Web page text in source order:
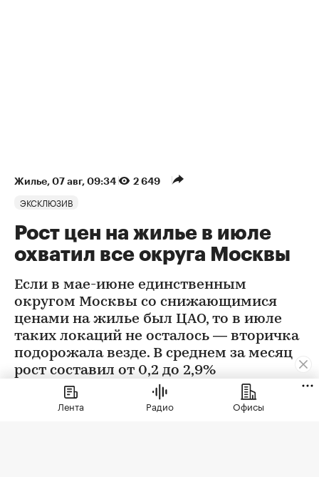
Жилье⁠, 07 авг, 09:34 2 649
ЭКСКЛЮЗИВ
Рост цен на жилье в июле
охватил все округа Москвы
Если в мае-июне единственным
округом Москвы со снижающимися
ценами на жилье был ЦАО, то в июле
таких локаций не осталось — вторичка
подорожала везде. В среднем за месяц
рост составил от 0,2 до 2,9%
Лента Радио Офисы